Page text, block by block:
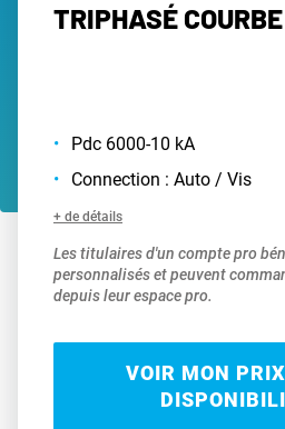
TRIPHASÉ
Pdc 6000-10 kA
Connection : Auto / Vis
+ de détails
Les titulaires d'un compte pro
personnalisés et peuvent
depuis leur espace pro.
VOIR MON